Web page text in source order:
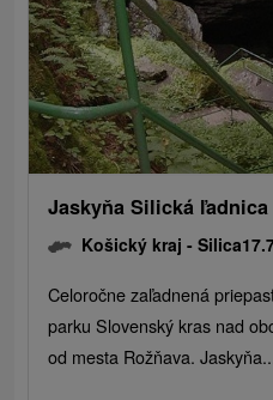
Jaskyňa Silická ľadnica
Košický kraj -Silica
Celoročne zaľadnená
parku Slovenský kras nad
od mesta Rožňava.